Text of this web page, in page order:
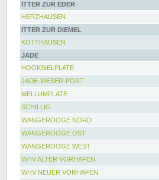
ITTER ZUR EDER
HERZHAUSEN
ITTER ZUR DIEMEL
KOTTHAUSEN
JADE
HOOKSIELPLATE
JADE-WESER-PORT
MELLUMPLATE
SCHILLIG
WANGEROOGE NORD
WANGEROOGE OST
WANGEROOGE WEST
WHV ALTER VORHAFEN
WHV NEUER VORHAFEN